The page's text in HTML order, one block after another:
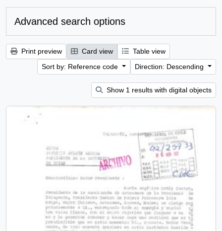
Advanced search options
Print preview Card view
Table view
Sort by: Reference code
Direction: Descending
Show 1 results with digital objects